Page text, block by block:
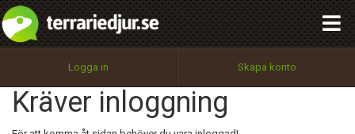
Logga in Skapa konto
Kräver inloggning
Utför
100%
OK
integritetspolicy
Namn:
Epost:
Begär nytt lösenord
Tillbaka till förstasidan